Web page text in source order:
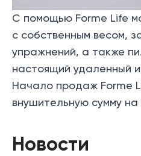
С помощью Forme Life
с собственным весом,
упражнений, а также
настоящий удаленный
Начало продаж Forme
внушительную сумму
Новости